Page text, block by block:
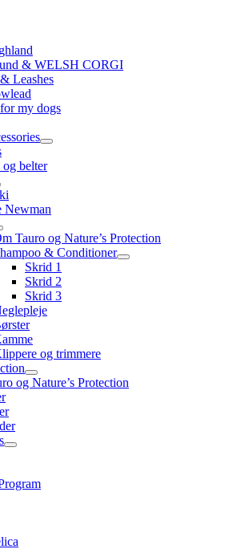
& WELSH CORGI
Leashes
my dogs
og belter
Newman
Tauro og Nature’s Protection
& Conditioner
Skrid 1
Skrid 2
Skrid 3
og trimmere
og Nature’s Protection